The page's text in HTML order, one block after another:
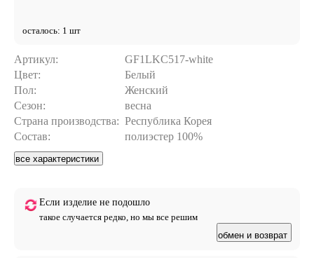
осталось: 1 шт
Артикул:
GF1LKC517-white
Цвет:
Белый
Пол:
Женский
Сезон:
весна
Страна производства: Республика Корея
Состав:
полиэстер 100%
все характеристики
Если изделие не подошло
такое случается редко, но мы все решим
обмен и возврат